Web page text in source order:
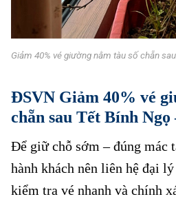
Giảm 40% vé giường nằm tàu số chẵn
ĐSVN Giảm 40% vé
chẵn sau Tết Bính
Để giữ chỗ sớm – đúng mác
hành khách nên liên hệ đại
kiểm tra vé nhanh và chính